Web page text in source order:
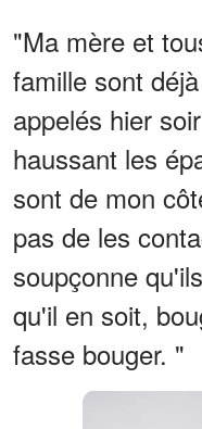
"Ma mère et
famille sont
appelés hier
haussant les
sont de mon
pas de les
soupçonne
qu'il en soit,
fasse bouger. "